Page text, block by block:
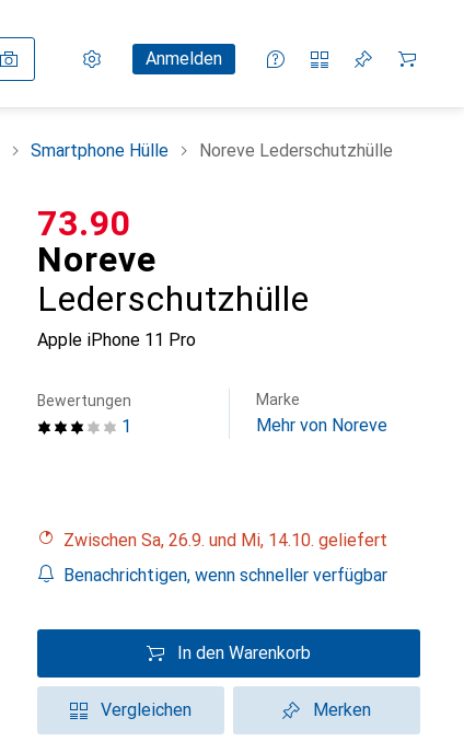
Einstellungen
KundenkontoAnmelden
Vergleichslisten
Merklisten
Warenkorb
Smartphone Hülle Noreve Lederschutzhülle
Noreve
Lederschutzhülle
Apple iPhone 11 Pro
CHF
73.90
1
Bewertungen Marke
Mehr von Noreve
Zwischen Sa, 26.9. und Mi, 14.10. geliefert
Benachrichtigen, wenn schneller verfügbar
In den Warenkorb
Vergleichen Merken